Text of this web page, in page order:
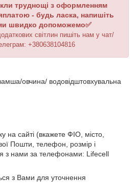
труднощі з оформленням
- будь ласка, напишіть
швидко допоможемо✅
світлин пишіть нам у чат/
+380638104816
овчина/ водовідштовхувальна
на сайті (вкажете ФІО, місто,
Пошти, телефон, розмір і
з нами за телефонами: Lifecell
з Вами для уточнення